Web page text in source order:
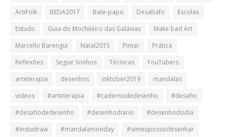
ArtiFolk
BEDA2017 Bate-papo Desabafo
Escolas
Estudo
Guia do Mochileiro das Galáxias
Make bad Art
Marcello Barengui
Natal2015 Pintar
Prática
Reflexões
Seguir Sonhos Técnicas
YouTubers
arteterapia
desenhos inktober2019
mandalas
videos
#arteterapia #cadernodedesenho
#desafio
#desafiodedesenho
#desenhodiario
#desenhododia
#instadraw
#mandalamonday
#simeupossodesenhar